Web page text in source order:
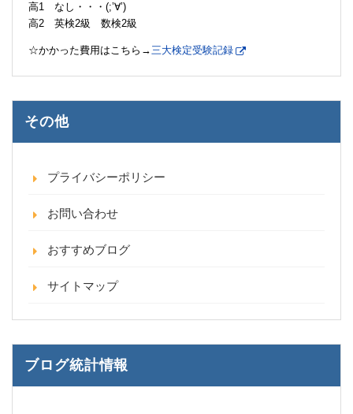
高1 なし・・・(;’∀’)
高2 英検2級 数検2級
☆かかった費用はこちら→三大検定受験記録
その他
プライバシーポリシー
お問い合わせ
おすすめブログ
サイトマップ
ブログ統計情報